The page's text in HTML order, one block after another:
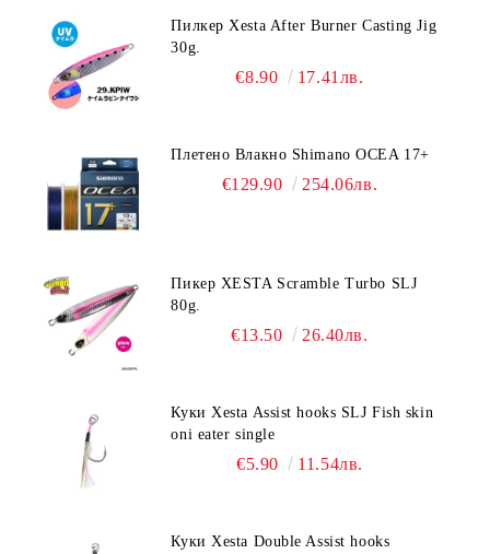
Пилкер Xesta After Burner Casting Jig
30g.
€8.90 17.41лв.
Плетено Влакно Shimano OCEA 17+
€129.90 254.06лв.
Пикер XESTA Scramble Turbo SLJ
80g.
€13.50 26.40лв.
Куки Xesta Assist hooks SLJ Fish skin
oni eater single
€5.90 11.54лв.
Куки Xesta Double Assist hooks